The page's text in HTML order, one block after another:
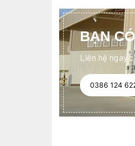
BẠN
Liên hệ ngay
0386 124